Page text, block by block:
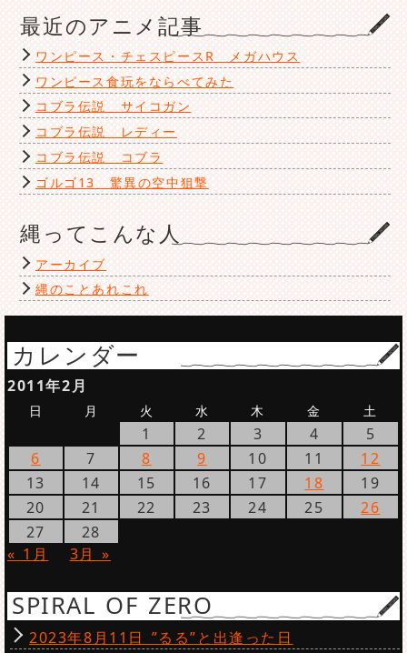
最近のアニメ記事
ワンピース・チェスピースR メガハウス
ワンピース食玩をならべてみた
コブラ伝説 サイコガン
コブラ伝説 レディー
コブラ伝説 コブラ
ゴルゴ13 驚異の空中狙撃
縄ってこんな人
アーカイブ
縄のことあれこれ
カレンダー
2011年2月
日 月 火 水 木 金 土
1 2 3 4
5
6
7 8 9 10 11
12
13
14 15 16 17 18
19
20
21 22 23 24 25
26
27
28
« 1月
3月 »
SPIRAL OF ZERO
2023年8月11日 ”るる”と出逢った日